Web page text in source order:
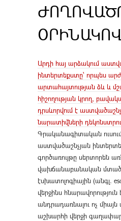
Արդի հայ արձակում
ինտերտեքստը՝ որպես
արտահայտության ձև և
հիշողության կրող,
դրսևորվում է
նարատիվների
Գրականագիտական
աստվածաշնչյան
գործառույթը սերտորեն
վախճանաբանական
էսխատոլոգիային (անգլ.
վերջինս
անդրադառնալու ոչ
աշխարհի վերջի